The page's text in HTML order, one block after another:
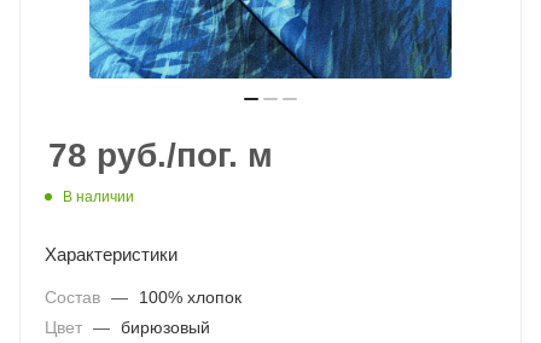
78 руб./пог. м
В наличии
Характеристики
Состав —
100% хлопок
Цвет — бирюзовый